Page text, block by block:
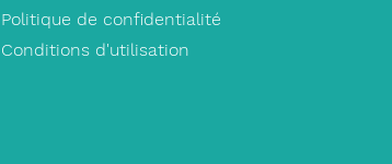
Politique de confidentialité
Conditions d'utilisation